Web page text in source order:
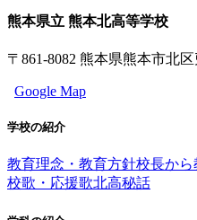
熊本県立 熊本北高等学校
〒861-8082 熊本県熊本市北
Google Map
学校の紹介
教育理念・教育方針校長から
校歌・応援歌北高秘話